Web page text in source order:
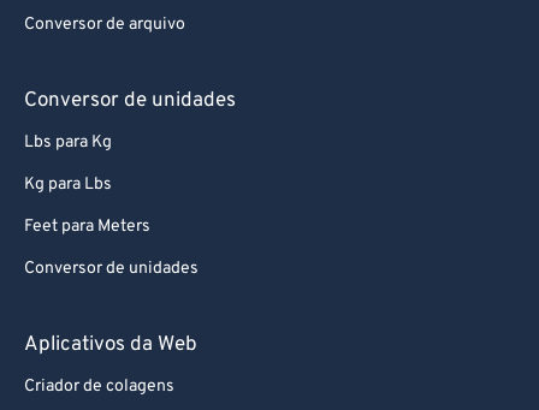
Conversor de arquivo
Conversor de unidades
Lbs para Kg
Kg para Lbs
Feet para Meters
Conversor de unidades
Aplicativos da Web
Criador de colagens